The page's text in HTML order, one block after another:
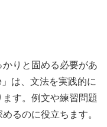
りと固める必要があ
は、文法を実践的に
す。例文や練習問題
るのに役立ちます。